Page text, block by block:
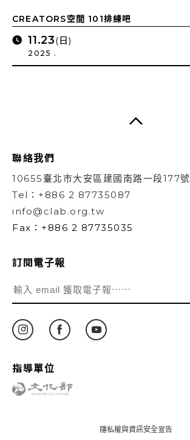
CREATORS空間 101排練吧
11.23(日)
2025 .
聯絡我們
10655臺北市大安區建國南路一段177號
Tel：+886 2 87735087
info@clab.org.tw
Fax：+886 2 87735035
訂閱電子報
指導單位
隱私權與資訊安全宣告